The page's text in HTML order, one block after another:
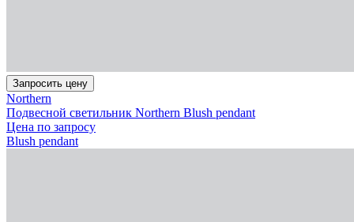
Запросить цену
Northern
Подвесной светильник Northern Blush pendant
Цена по запросу
Blush pendant